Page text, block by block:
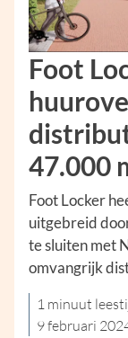
Foot
47.000
Foot Locker
uitgebreid
te sluiten met
omvangrijk
1 minuut
9 februari